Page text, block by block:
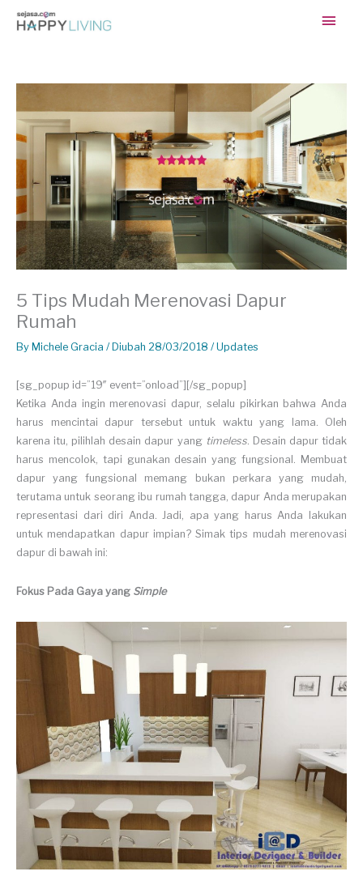
Main
5 Tips Mudah Merenovasi Dapur
Rumah
By Michele Gracia / Diubah 28/03/2018 / Updates
[sg_popup id=”19″ event=”onload”][/sg_popup]
Ketika Anda ingin merenovasi dapur, selalu pikirkan bahwa Anda
harus mencintai dapur tersebut untuk waktu yang lama. Oleh
karena itu, pilihlah desain dapur yang timeless. Desain dapur tidak
harus mencolok, tapi gunakan desain yang fungsional. Membuat
dapur yang fungsional memang bukan perkara yang mudah,
terutama untuk seorang ibu rumah tangga, dapur Anda merupakan
representasi dari diri Anda. Jadi, apa yang harus Anda lakukan
untuk mendapatkan dapur impian? Simak tips mudah merenovasi
dapur di bawah ini:
Fokus Pada Gaya yang Simple